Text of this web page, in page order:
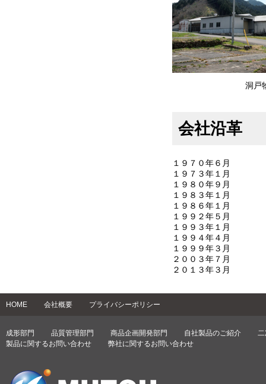
洞戸
会社沿革
１９７０年６月
１９７３年１月
１９８０年９月
１９８３年１月
１９８６年１月
１９９２年５月
１９９３年１月
１９９４年４月
１９９９年３月
２００３年７月
２０１３年３月
HOME 会社概要 プライバシーポリシー
成形部門 品質管理部門 商品企画開発部門 自社製品のご紹介
製品に関するお問い合わせ
弊社に関するお問い合わせ